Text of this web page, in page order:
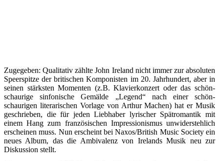
Zugegeben: Qualitativ zählte John Ireland nicht immer zur absoluten
Speerspitze der britischen Komponisten im 20. Jahrhundert, aber in
seinen stärksten Momenten (z.B. Klavierkonzert oder das schön-
schaurige sinfonische Gemälde „Legend“ nach einer schön-
schaurigen literarischen Vorlage von Arthur Machen) hat er Musik
geschrieben, die für jeden Liebhaber lyrischer Spätromantik mit
einem Hang zum französischen Impressionismus unwiderstehlich
erscheinen muss. Nun erscheint bei Naxos/British Music Society ein
neues Album, das die Ambivalenz von Irelands Musik neu zur
Diskussion stellt.